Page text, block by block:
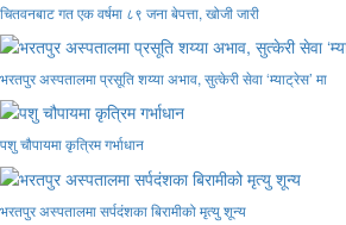
चितवनबाट गत एक वर्षमा ८९ जना बेपत्ता, खोजी जारी
भरतपुर अस्पतालमा प्रसूति शय्या अभाव, सुत्केरी सेवा ‘म्याट्रेस’ मा
पशु चौपायमा कृत्रिम गर्भाधान
भरतपुर अस्पतालमा सर्पदंशका बिरामीको मृत्यु शून्य